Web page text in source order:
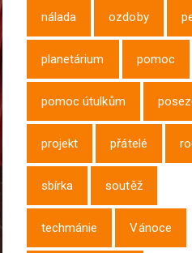
nálada ozdoby
planetárium pomoc
pomoc útulkům
projekt přátelé
sbírka soutěž
techmánie Vánoce